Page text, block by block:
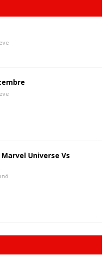
Universe Vs